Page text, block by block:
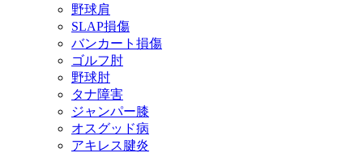
野球肩
SLAP損傷
バンカート損傷
ゴルフ肘
野球肘
タナ障害
ジャンパー膝
オスグッド病
アキレス腱炎